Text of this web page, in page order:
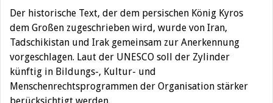
Der historische Text, der dem persischen König Kyros
dem Großen zugeschrieben wird, wurde von Iran,
Tadschikistan und Irak gemeinsam zur Anerkennung
vorgeschlagen. Laut der UNESCO soll der Zylinder
künftig in Bildungs-, Kultur- und
Menschenrechtsprogrammen der Organisation stärker